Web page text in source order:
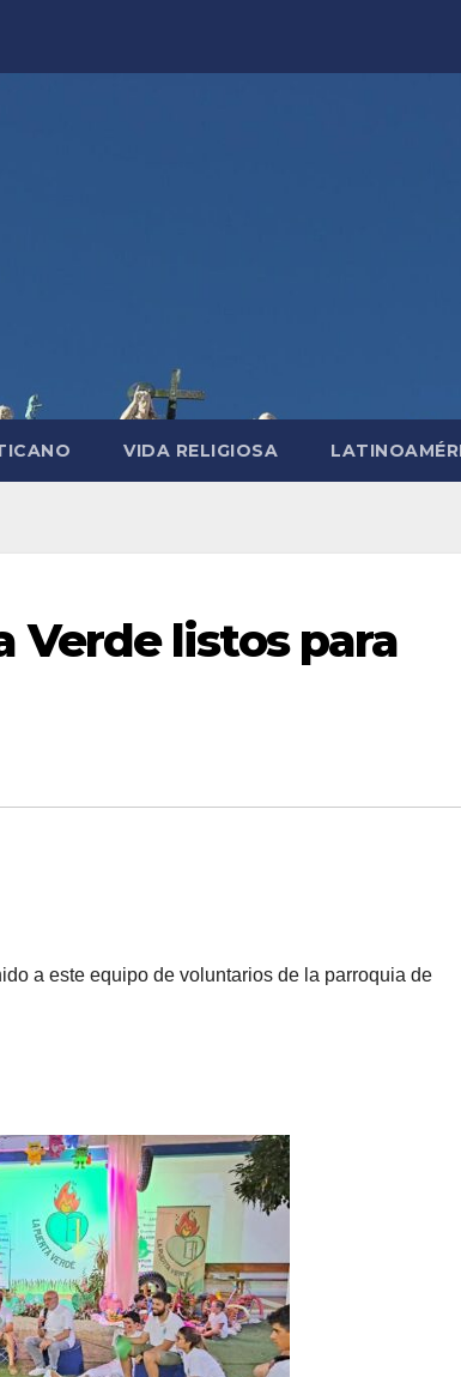
VIDA RELIGIOSA
Verde listos para
a este equipo de voluntarios de la parroquia de